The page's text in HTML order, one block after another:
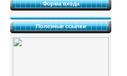
Форма входа
Полезные ссылки